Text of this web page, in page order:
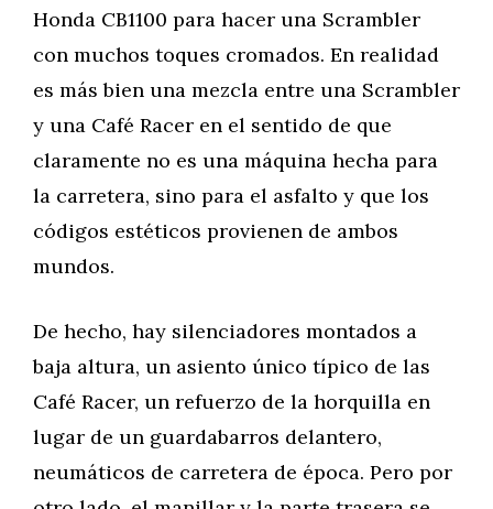
Honda CB1100 para hacer una Scrambler
con muchos toques cromados. En realidad
es más bien una mezcla entre una Scrambler
y una Café Racer en el sentido de que
claramente no es una máquina hecha para
la carretera, sino para el asfalto y que los
códigos estéticos provienen de ambos
mundos.
De hecho, hay silenciadores montados a
baja altura, un asiento único típico de las
Café Racer, un refuerzo de la horquilla en
lugar de un guardabarros delantero,
neumáticos de carretera de época. Pero por